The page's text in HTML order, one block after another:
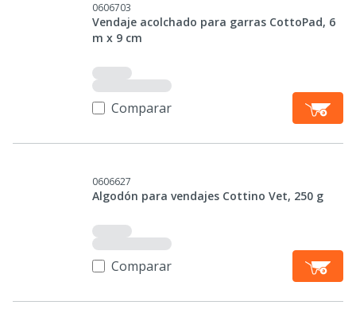
0606703
Vendaje acolchado para garras CottoPad, 6
m x 9 cm
Comparar
0606627
Algodón para vendajes Cottino Vet, 250 g
Comparar